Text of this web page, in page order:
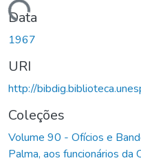
Carregando...
Data
1967
URI
http://
Coleções
Volume 90 - Ofícios e
Palma, aos funcionários